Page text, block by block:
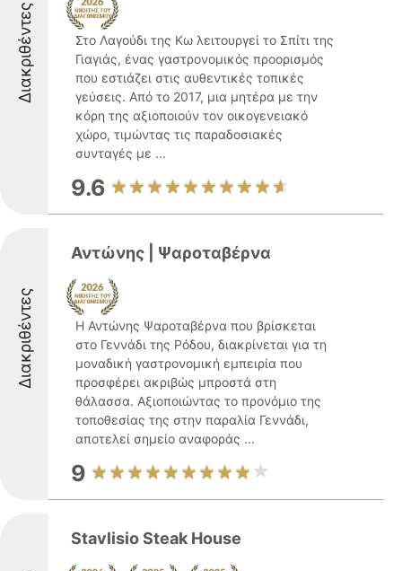
Διακριθέντες
Στο Λαγούδι της Κω λειτουργεί το Σπίτι της
Γιαγιάς, ένας γαστρονομικός προορισμός
που εστιάζει στις αυθεντικές τοπικές
γεύσεις. Από το 2017, μια μητέρα με την
κόρη της αξιοποιούν τον οικογενειακό
χώρο, τιμώντας τις παραδοσιακές
συνταγές με ...
9.6
Διακριθέντες
Αντώνης | Ψαροταβέρνα
Η Αντώνης Ψαροταβέρνα που βρίσκεται
στο Γεννάδι της Ρόδου, διακρίνεται για τη
μοναδική γαστρονομική εμπειρία που
προσφέρει ακριβώς μπροστά στη
θάλασσα. Αξιοποιώντας το προνόμιο της
τοποθεσίας της στην παραλία Γεννάδι,
αποτελεί σημείο αναφοράς ...
9
Stavlisio Steak House